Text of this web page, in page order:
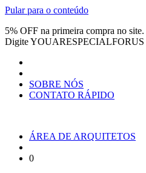
Pular para o conteúdo
5% OFF na primeira compra no site.
DigiteYOUARESPECIALFORUS
SOBRE NÓS
CONTATO RÁPIDO
ÁREA DE ARQUITETOS
0